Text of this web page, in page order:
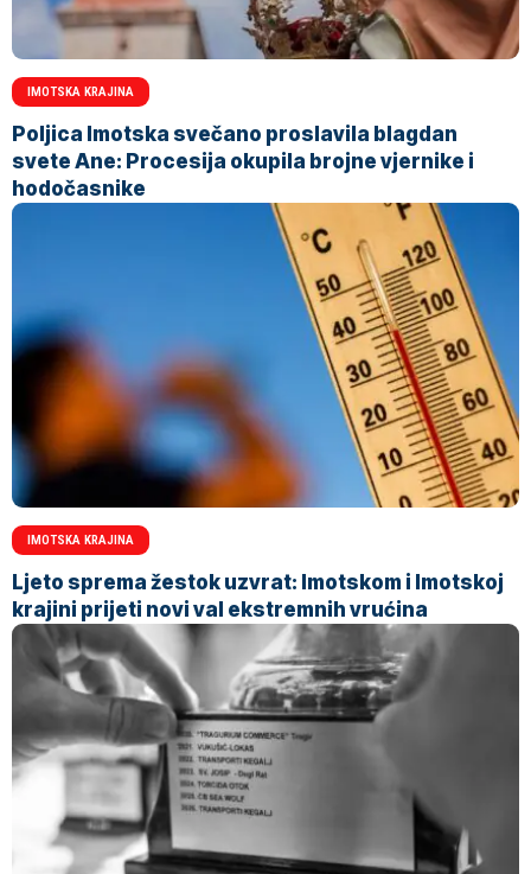
IMOTSKA KRAJINA
Poljica Imotska svečano proslavila blagdan
svete Ane: Procesija okupila brojne vjernike i
hodočasnike
IMOTSKA KRAJINA
Ljeto sprema žestok uzvrat: Imotskom i Imotskoj
krajini prijeti novi val ekstremnih vrućina